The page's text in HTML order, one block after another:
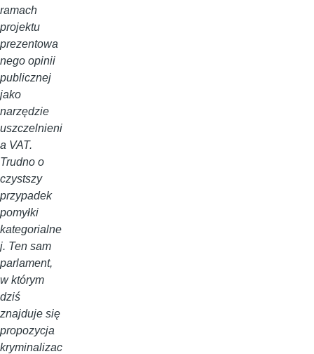
ramach
projektu
prezentowa
nego opinii
publicznej
jako
narzędzie
uszczelnieni
a VAT.
Trudno o
czystszy
przypadek
pomyłki
kategorialne
j. Ten sam
parlament,
w którym
dziś
znajduje się
propozycja
kryminalizac